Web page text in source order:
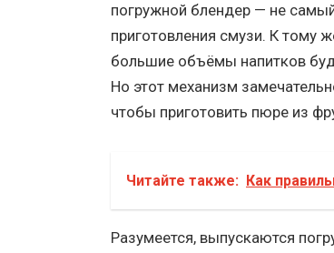
погружной блендер — не
приготовления смузи. К тому
большие объёмы напитков
Но этот механизм
чтобы приготовить пюре из
Читайте также: Как
Разумеется, выпускаются